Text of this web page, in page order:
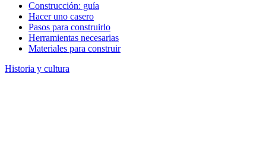
Construcción: guía
Hacer uno casero
Pasos para construirlo
Herramientas necesarias
Materiales para construir
Historia y cultura